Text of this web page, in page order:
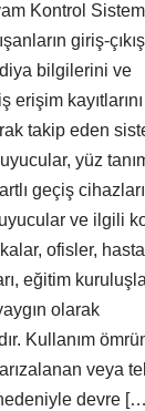
Kontrol
giriş-çıkış
bilgilerini ve
erişim kayıtlarını
takip eden
yüz
geçiş
ve ilgili
ofisler,
eğitim
olarak
Kullanım
veya
devre